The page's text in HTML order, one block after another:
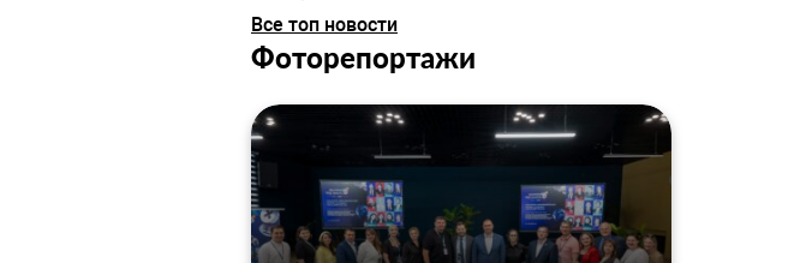
Все топ новости
Фоторепортажи